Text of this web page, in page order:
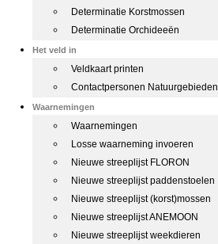
Determinatie Korstmossen
Determinatie Orchideeën
Het veld in
Veldkaart printen
Contactpersonen Natuurgebieden
Waarnemingen
Waarnemingen
Losse waarneming invoeren
Nieuwe streeplijst FLORON
Nieuwe streeplijst paddenstoelen
Nieuwe streeplijst (korst)mossen
Nieuwe streeplijst ANEMOON
Nieuwe streeplijst weekdieren